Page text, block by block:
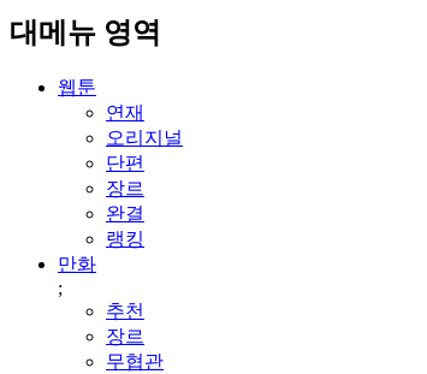
대메뉴 영역
웹툰
연재
오리지널
단편
장르
완결
랭킹
만화
;
추천
장르
무협관